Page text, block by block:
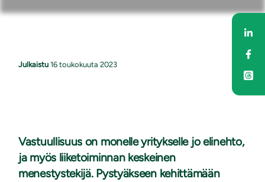
Julkaistu 16 toukokuuta 2023
Vastuullisuus on monelle yritykselle jo elinehto,
ja myös liiketoiminnan keskeinen
menestystekijä. Pystyäkseen kehittämään